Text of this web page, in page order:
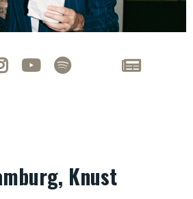
Knust